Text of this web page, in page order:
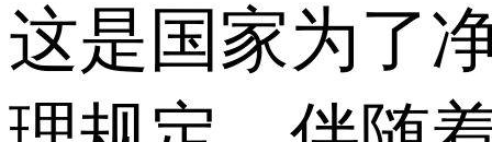
这是国家为了